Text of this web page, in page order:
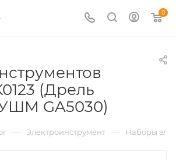
0
(Дрель
УШМ GA5030)
— Электроинструмент — Наборы